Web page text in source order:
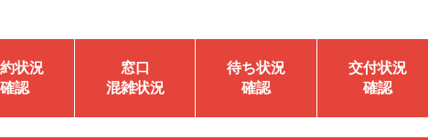
状況
確認
窓口
混雑状況
待ち状況
確認
交付状況
確認